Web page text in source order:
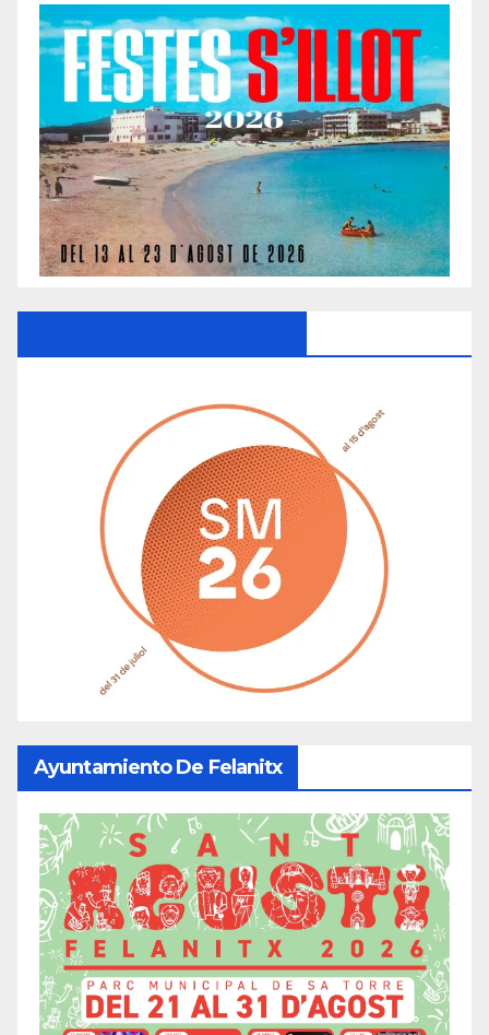
Ayuntamiento De Felanitx